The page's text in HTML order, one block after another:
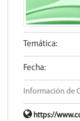
Temática:
Fecha:
Información de
https://